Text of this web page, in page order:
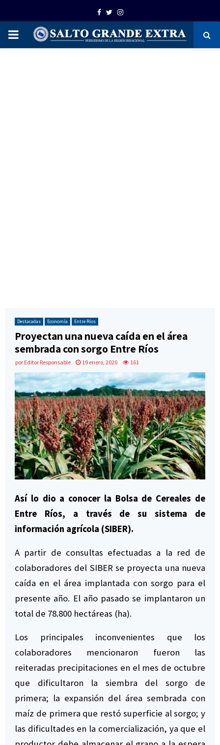
Facebook
TwitterInstagram
PRIMARY
Destacadas Economía Entre Ríos
Proyectan una nueva caída en el área
sembrada con sorgo Entre Ríos
por Editor Responsable 19 enero, 2020 161
Así lo dio a conocer la Bolsa de Cereales de
Entre Ríos, a través de su sistema de
información agrícola (SIBER).
A partir de consultas efectuadas a la red de
colaboradores del SIBER se proyecta una nueva
caída en el área implantada con sorgo para el
presente año. El año pasado se implantaron un
total de 78.800 hectáreas (ha).
Los principales inconvenientes que los
colaboradores mencionaron fueron las
reiteradas precipitaciones en el mes de octubre
que dificultaron la siembra del sorgo de
primera; la expansión del área sembrada con
maíz de primera que restó superficie al sorgo; y
las dificultades en la comercialización, ya que el